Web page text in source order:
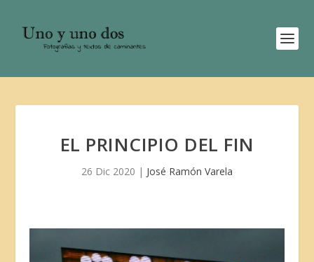
EL PRINCIPIO DEL FIN
26 Dic 2020 | José Ramón Varela